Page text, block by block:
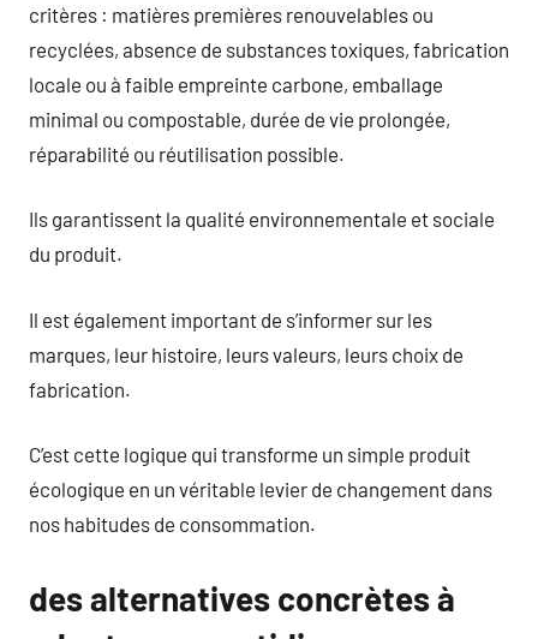
critères : matières premières renouvelables ou
recyclées, absence de substances toxiques, fabrication
locale ou à faible empreinte carbone, emballage
minimal ou compostable, durée de vie prolongée,
réparabilité ou réutilisation possible.
Ils garantissent la qualité environnementale et sociale
du produit.
Il est également important de s’informer sur les
marques, leur histoire, leurs valeurs, leurs choix de
fabrication.
C’est cette logique qui transforme un simple produit
écologique en un véritable levier de changement dans
nos habitudes de consommation.
des alternatives concrètes à